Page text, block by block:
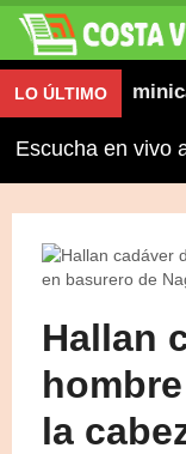
LO ÚLTIMO
Escucha en vivo
Hallan
la